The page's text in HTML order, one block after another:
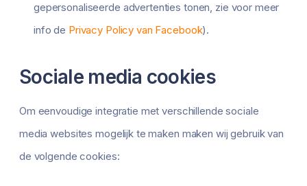
gepersonaliseerde advertenties tonen, zie voor meer
info de Privacy Policy van Facebook).
Sociale media cookies
Om eenvoudige integratie met verschillende sociale
media websites mogelijk te maken maken wij gebruik van
de volgende cookies: